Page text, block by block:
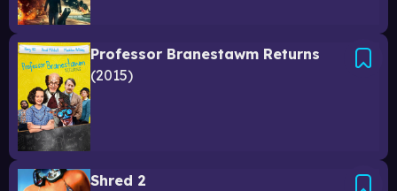
Professor Branestawm Returns
2015
Shred 2